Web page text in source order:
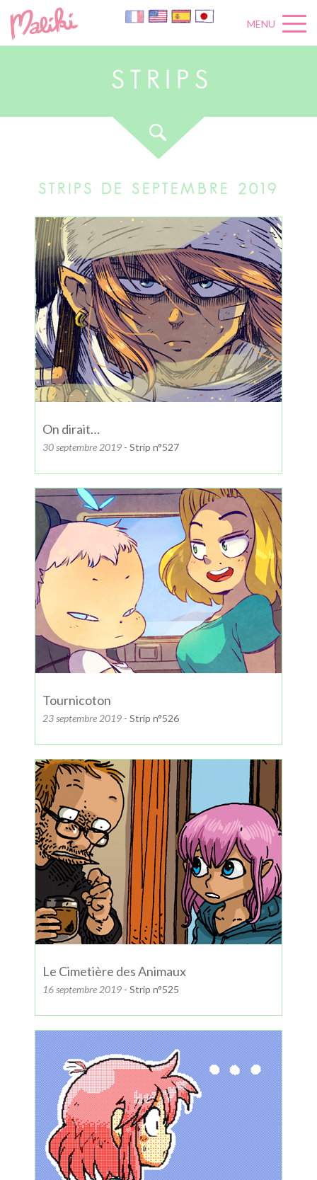
MENU
S R P S
STRIPS DE SEPTEMBRE 2019
On dirait…
30 septembre 2019 - Strip n°527
Tournicoton
23 septembre 2019 - Strip n°526
Le Cimetière des Animaux
16 septembre 2019 - Strip n°525